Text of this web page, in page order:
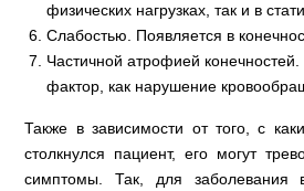
физических нагрузках, так и в
Слабостью. Появляется в
Частичной атрофией конечностей.
фактор, как нарушение
Также в зависимости от того, с
столкнулся пациент, его могут
симптомы. Так, для заболевания